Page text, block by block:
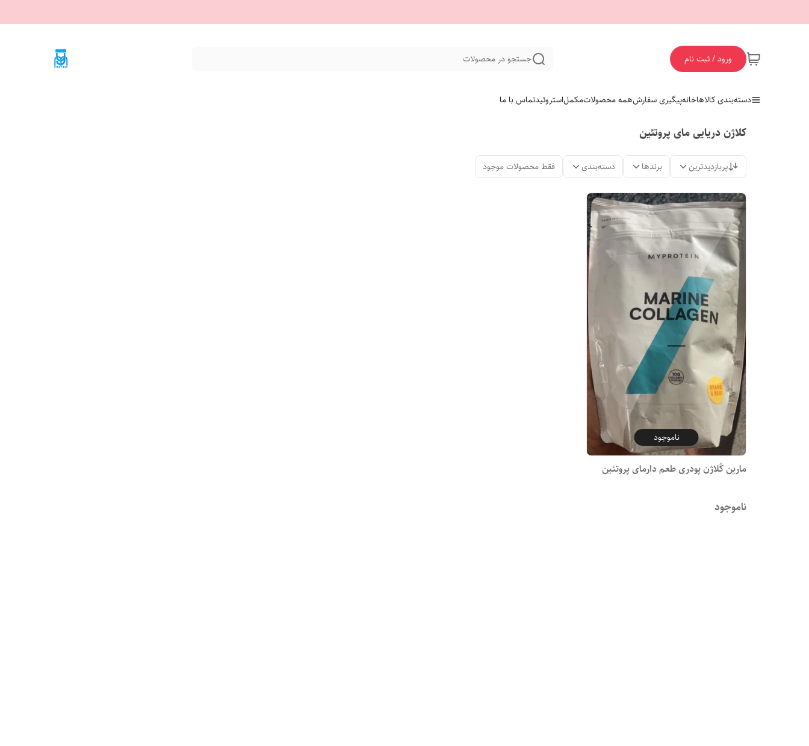
ورود / ثبت نام جستجو در محصولات
دسته‌بندی کالاهاخانهپیگیری سفارشهمه محصولاتمکملاستروئیدتماس با ما
کلاژن دریایی مای پروتئین
پربازدیدترین برندها دسته‌بندی فقط محصولات موجود
ناموجود
مارین کُلاژن پودری طعم دارمای پروتئین
ناموجود